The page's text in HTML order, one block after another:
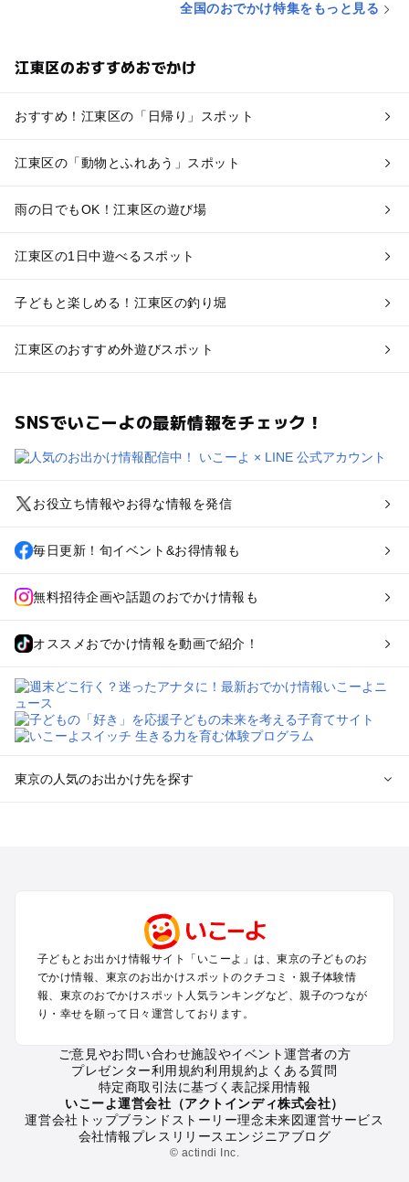
全国のおでかけ特集をもっと見る
江東区のおすすめおでかけ
おすすめ！江東区の「日帰り」スポット
江東区の「動物とふれあう」スポット
雨の日でもOK！江東区の遊び場
江東区の1日中遊べるスポット
子どもと楽しめる！江東区の釣り堀
江東区のおすすめ外遊びスポット
SNSでいこーよの最新情報をチェック！
お役立ち情報やお得な情報を発信
毎日更新！旬イベント&お得情報も
無料招待企画や話題のおでかけ情報も
オススメおでかけ情報を動画で紹介！
東京の人気のお出かけ先を探す
町田・相模原・愛川・上野原のプールお出かけ
渋谷・原宿・恵比寿・中目黒・自由が丘のプールお出かけ
池袋・赤羽・王子・巣鴨・目白・石神井のプールお出かけ
新宿・高田馬場・代々木・千駄ヶ谷のプールお出かけ
銀座・丸の内・日本橋・有楽町・築地・月島のプールお出かけ
小金井・小平・西東京・東村山・東久留米のプールお出かけ
府中・調布・狛江のプールお出かけ
青梅・奥多摩のプールお出かけ
蒲田・大森・羽田周辺のプールお出かけ
葛西・新木場・亀戸・亀有・柴又のプールお出かけ
北千住・日暮里・荒川のプールお出かけ
子どもとお出かけ情報サイト「いこーよ」は、東京の子どものお
でかけ情報、東京のお出かけスポットのクチコミ・親子体験情
報、東京のおでかけスポット人気ランキングなど、親子のつなが
り・幸せを願って日々運営しております。
ご意見やお問い合わせ施設やイベント運営者の方
プレゼンター利用規約利用規約よくある質問
特定商取引法に基づく表記採用情報
いこーよ運営会社（アクトインディ株式会社）
運営会社トップブランドストーリー理念未来図運営サービス
会社情報プレスリリース エンジニアブログ
© actindi Inc.